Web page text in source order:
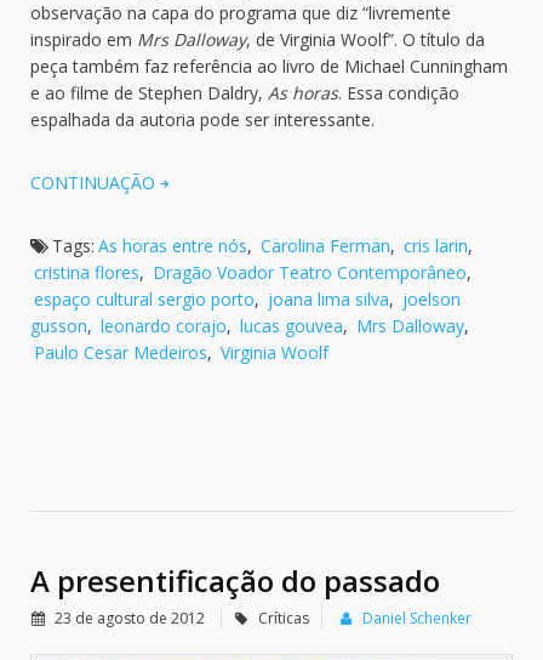
observação na capa do programa que diz “livremente
inspirado em Mrs Dalloway, de Virginia Woolf”. O título da
peça também faz referência ao livro de Michael Cunningham
e ao filme de Stephen Daldry, As horas. Essa condição
espalhada da autoria pode ser interessante.
CONTINUAÇÃO
Tags: As horas entre nós, Carolina Ferman, cris larin,
cristina flores, Dragão Voador Teatro Contemporâneo,
espaço cultural sergio porto, joana lima silva, joelson
gusson, leonardo corajo, lucas gouvea, Mrs Dalloway,
Paulo Cesar Medeiros, Virginia Woolf
A presentificação do passado
23 de agosto de 2012 Críticas Daniel Schenker